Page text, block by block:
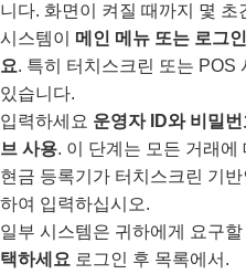
니다. 화면이 켜질 때까지 몇 초
시스템이 메인 메뉴 또는 로그
요. 특히 터치스크린 또는 POS
있습니다.
입력하세요 운영자 ID와 비밀
브 사용. 이 단계는 모든 거래
현금 등록기가 터치스크린 기
하여 입력하십시오.
일부 시스템은 귀하에게 요구
택하세요 로그인 후 목록에서.